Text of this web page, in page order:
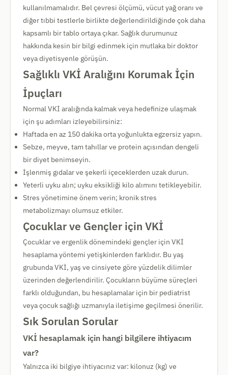
kullanılmamalıdır. Bel çevresi ölçümü, vücut yağ oranı ve
diğer tıbbi testlerle birlikte değerlendirildiğinde çok daha
kapsamlı bir tablo ortaya çıkar. Sağlık durumunuz
hakkında kesin bir bilgi edinmek için mutlaka bir doktor
veya diyetisyenle görüşün.
Sağlıklı VKİ Aralığını Korumak İçin
İpuçları
Normal VKİ aralığında kalmak veya hedefinize ulaşmak
için şu adımları izleyebilirsiniz:
Haftada en az 150 dakika orta yoğunlukta egzersiz yapın.
Sebze, meyve, tam tahıllar ve protein açısından dengeli
bir diyet benimseyin.
İşlenmiş gıdalar ve şekerli içeceklerden uzak durun.
Yeterli uyku alın; uyku eksikliği kilo alımını tetikleyebilir.
Stres yönetimine önem verin; kronik stres
metabolizmayı olumsuz etkiler.
Çocuklar ve Gençler için VKİ
Çocuklar ve ergenlik dönemindeki gençler için VKİ
hesaplama yöntemi yetişkinlerden farklıdır. Bu yaş
grubunda VKİ, yaş ve cinsiyete göre yüzdelik dilimler
üzerinden değerlendirilir. Çocukların büyüme süreçleri
farklı olduğundan, bu hesaplamalar için bir pediatrist
veya çocuk sağlığı uzmanıyla iletişime geçilmesi önerilir.
Sık Sorulan Sorular
VKİ hesaplamak için hangi bilgilere ihtiyacım
var?
Yalnızca iki bilgiye ihtiyacınız var: kilonuz (kg) ve